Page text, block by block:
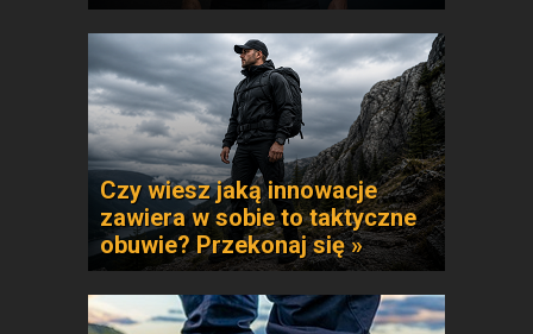
Czy wiesz jaką innowacje
zawiera w sobie to taktyczne
obuwie? Przekonaj się »